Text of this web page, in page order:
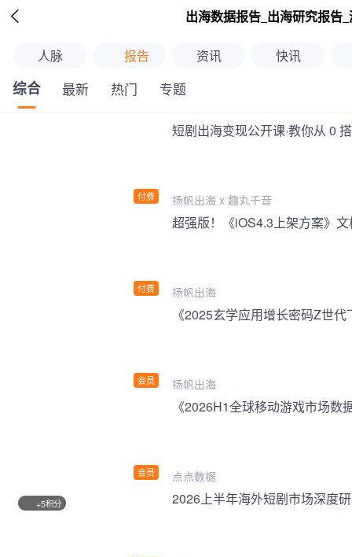
 出海数据报告_出海研究报告
人脉 报告 资讯 快讯
综合 最新 热门 专题
付费
短剧出海变现公开课·教你从 0
扬帆出海 x 趣丸千音
付费 扬帆出海
会员
《2025玄学应用增长密码Z世
扬帆出海
会员
《2026H1全球移动游戏市场数
点点数据
+5积分 2026上半年海外短剧市场深度